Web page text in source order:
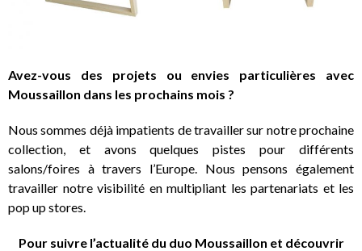
Avez-vous des projets ou envies particulières avec
Moussaillon dans les prochains mois ?
Nous sommes déjà impatients de travailler sur notre prochaine
collection, et avons quelques pistes pour différents
salons/foires à travers l’Europe. Nous pensons également
travailler notre visibilité en multipliant les partenariats et les
pop up stores.
Pour suivre l’actualité du duo Moussaillon et découvrir